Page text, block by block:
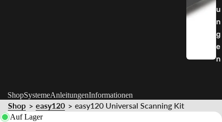
u
n
g
e
n
ShopSystemeAnleitungenInformationen
Shop > easy120 > easy120 Universal Scanning Kit
Auf Lager